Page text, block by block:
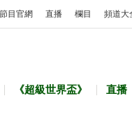
節目官網 直播 欄目 頻道大
《超級世界盃》 直播